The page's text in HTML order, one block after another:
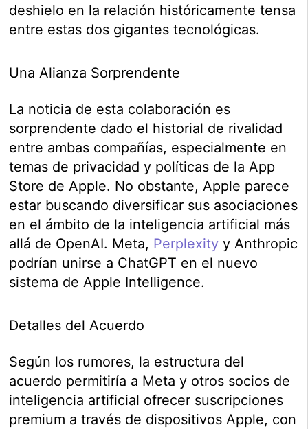
deshielo en la relación históricamente tensa
entre estas dos gigantes tecnológicas.
Una Alianza Sorprendente
La noticia de esta colaboración es
sorprendente dado el historial de rivalidad
entre ambas compañías, especialmente en
temas de privacidad y políticas de la App
Store de Apple. No obstante, Apple parece
estar buscando diversificar sus asociaciones
en el ámbito de la inteligencia artificial más
allá de OpenAI. Meta, Perplexity y Anthropic
podrían unirse a ChatGPT en el nuevo
sistema de Apple Intelligence.
Detalles del Acuerdo
Según los rumores, la estructura del
acuerdo permitiría a Meta y otros socios de
inteligencia artificial ofrecer suscripciones
premium a través de dispositivos Apple, con